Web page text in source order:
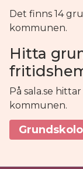
Det finns 14
kommunen.
Hitta
På sala.se
kommunen.